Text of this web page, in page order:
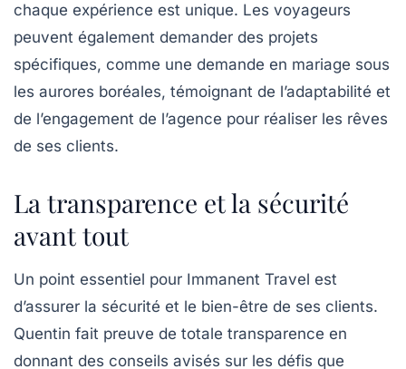
chaque expérience est unique. Les voyageurs
peuvent également demander des projets
spécifiques, comme une demande en mariage sous
les aurores boréales, témoignant de l’adaptabilité et
de l’engagement de l’agence pour réaliser les rêves
de ses clients.
La transparence et la sécurité
avant tout
Un point essentiel pour Immanent Travel est
d’assurer la sécurité et le bien-être de ses clients.
Quentin fait preuve de totale transparence en
donnant des conseils avisés sur les défis que